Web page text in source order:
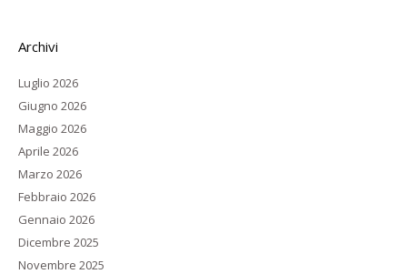
Archivi
Luglio 2026
Giugno 2026
Maggio 2026
Aprile 2026
Marzo 2026
Febbraio 2026
Gennaio 2026
Dicembre 2025
Novembre 2025